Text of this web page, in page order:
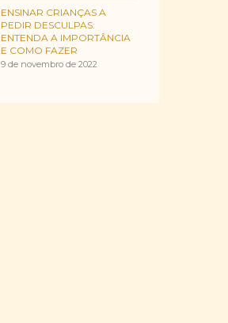
ENSINAR CRIANÇAS A
PEDIR DESCULPAS:
ENTENDA A IMPORTÂNCIA
E COMO FAZER
9 de novembro de 2022